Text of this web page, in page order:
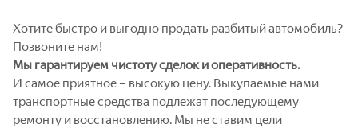
Хотите быстро и выгодно продать разбитый автомобиль?
Позвоните нам!
Мы гарантируем чистоту сделок и оперативность.
И самое приятное – высокую цену. Выкупаемые нами
транспортные средства подлежат последующему
ремонту и восстановлению. Мы не ставим цели